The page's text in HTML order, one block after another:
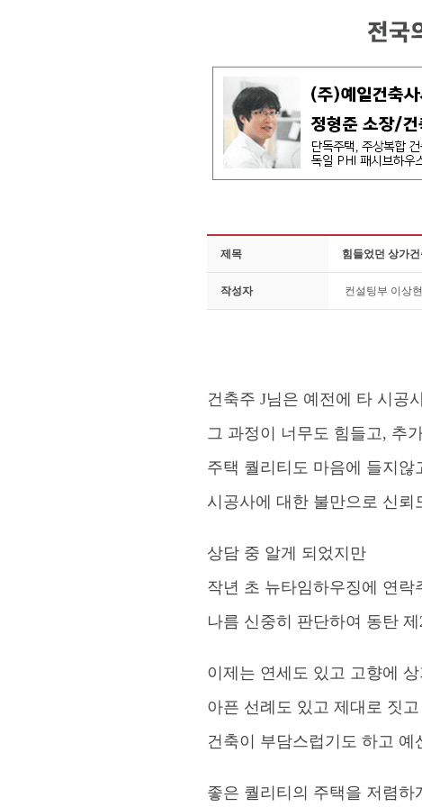
제목 힘들었던 상가
작성자 컨설팅부 이상
건축주 J님은 예전에 타 시공
그 과정이 너무도 힘들고, 추
주택 퀄리티도 마음에 들지않
시공사에 대한 불만으로 신뢰
상담 중 알게 되었지만
작년 초 뉴타임하우징에 연
나름 신중히 판단하여 동탄
이제는 연세도 있고 고향에
아픈 선례도 있고 제대로 짓
건축이 부담스럽기도 하고
좋은 퀄리티의 주택을 저렴